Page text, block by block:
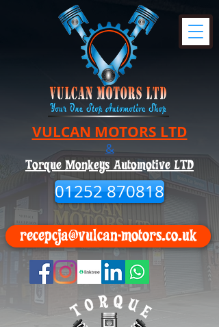
VULCAN MOTORS LTD
&
Torque Monkeys Automotive LTD
01252 870818
recepcja@vulcan-motors.co.uk